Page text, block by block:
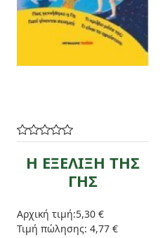
Η ΕΞΕΛΙΞΗ ΤΗΣ
ΓΗΣ
Αρχική τιμή:5,30 €
Τιμή πώλησης: 4,77 €